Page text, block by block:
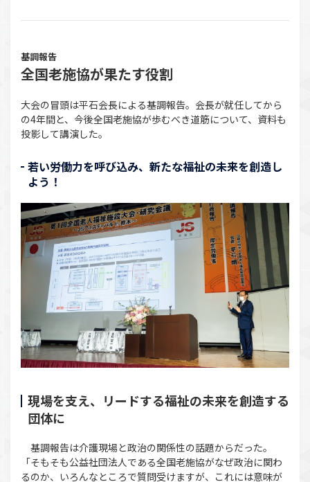
基調報告
全国老施協が果たす役割
大会の冒頭は平石会長による基調報告。会長が就任してから
の4年間と、今後全国老施協が歩むべき道筋について、資料も
投影して講演した。
若い労働力を呼び込み、新たな福祉の未来を創造し
よう！
現場を支え、リードする福祉の未来を創造する
団体に
基調報告は介護現場と政治の関係性の話題からだった。
「そもそも公益社団法人である全国老施協がなぜ政治に関わ
るのか、いろんなところで質問受けますが、これには意味が